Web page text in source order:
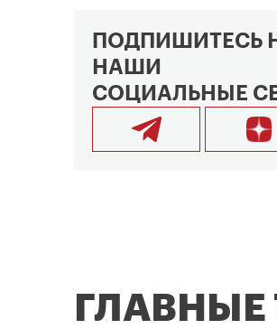
ПОДПИШИТЕСЬ
НАШИ
СОЦИАЛЬНЫЕ